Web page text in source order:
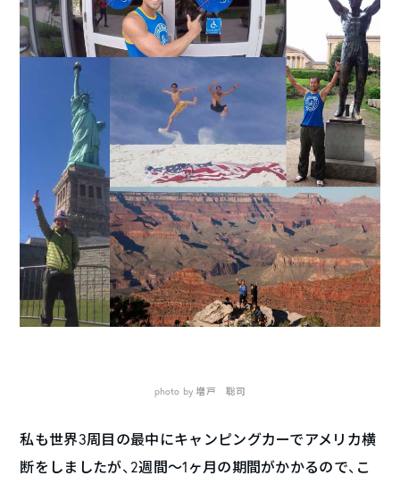
photo by 増戸 聡司
私も世界3周目の最中にキャンピングカーでアメリカ横
断をしましたが、2週間～1ヶ月の期間がかかるので、こ